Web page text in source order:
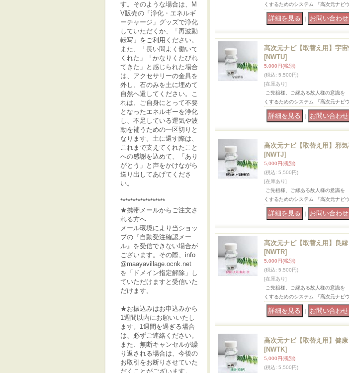
す。そのような場合は、M
V販売の「浄化・エネルギ
ーチャージ」グッズで浄化
していただくか、「再波動
転写」をご利用ください。
また、「長い間よく働いて
くれた」「かなりくたびれ
てきた」と感じられた場合
は、アクセサリーの金具を
外し、石のみを土に埋めて
自然へ還してください。こ
れは、ご自身にとって不要
となったエネルギーを浄化
し、不足している運気や波
動を補うための一区切りと
なります。土に還す際は、
これまで支えてくれたこと
への感謝を込めて、「あり
がとう」と声をかけながら
送り出してあげてくださ
い。
******************
★携帯メールからご注文さ
れる方へ
メール環境により当ショッ
プの『自動受注確認メー
ル』を受信できない場合が
ございます。その際、info
@maayavillage.ocnk.net
を「ドメイン指定解除」し
ていただけますと受信いた
だけます。
★お振込みはお申込みから
1週間以内にお願いいたし
ます。1週間を過ぎる場合
は、必ずご連絡ください。
また、無断キャンセルが繰
り返される場合は、今後の
お取引をお断りさせていた
だくことがございます。
くするためのシステム 『高次元ナ
｜
高次元ナビ【取替え用】宇宙
[NWTU]
5,000円(税別)
(税込: 5,500円)
[在庫あり]
ご先祖様、ご縁ある故人様の意識
くするためのシステム 『
｜
高次元ナビ【取替え用】邪
[NWTJ]
5,000円(税別)
(税込: 5,500円)
[在庫あり]
ご先祖様、ご縁ある故人様の意識
くするためのシステム 『高次
｜
高次元ナビ【取替え用】良
[NWTR]
5,000円(税別)
(税込: 5,500円)
[在庫あり]
ご先祖様、ご縁ある故人様の意識
くするためのシステム 『高次元
｜
高次元ナビ【取替え用】健康
[NWTK]
5,000円(税別)
(税込: 5,500円)